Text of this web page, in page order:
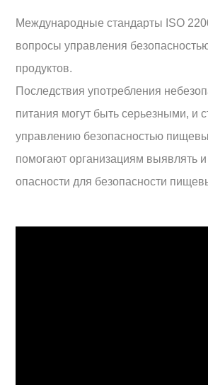
Международные стандарты ISO
вопросы управления
продуктов.
Последствия употребления
питания могут быть серьезными, и
управлению безопасностью
помогают организациям выявлять
опасности для безопасности